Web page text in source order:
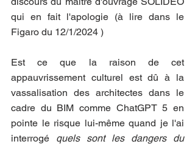
qui en fait l'apologie (à lire dans le
Figaro du 12/1/2024 )
Est ce que la raison de cet
appauvrissement culturel est dû à la
vassalisation des architectes dans le
cadre du BIM comme ChatGPT 5 en
pointe le risque lui-même quand je l'ai
interrogé quels sont les dangers du